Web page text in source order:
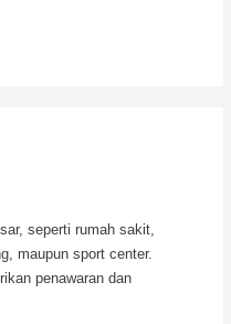
seperti rumah sakit,
maupun sport center.
penawaran dan